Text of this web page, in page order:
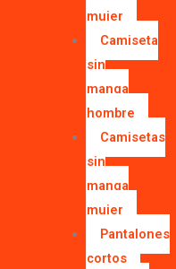
mujer
Camiseta
sin
manga
hombre
Camisetas
sin
manga
mujer
Pantalones
cortos